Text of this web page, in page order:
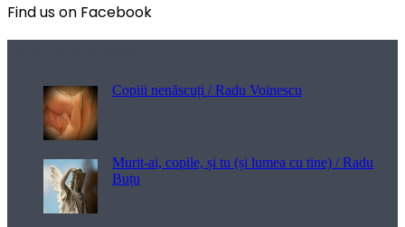
Find us on Facebook
Copiii nenăscuți / Radu Voinescu
Murit-ai, copile, și tu (și lumea cu tine) / Radu
Buțu